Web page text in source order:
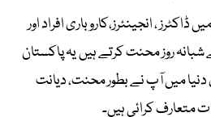
، انجینئرز،کاروباری افراد اور
روز محنت کرتے ہیں یہ پاکستان
میں آپ نے بطور محنت، دیانت
متعارف کرائی ہیں۔